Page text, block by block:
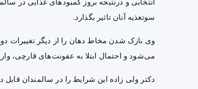
سوتغذیه آنان تاثیر بگذارد.
وی نازک شدن مخاط دهان را از دیگر تغییرات
می‌شود و احتمال ابتلا به عفونت‌های قارچی،